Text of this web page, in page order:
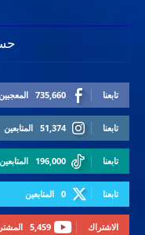
735,660 المعجبين تابعنا
51,374 المتابعين تابعنا
196,000 المتابعين تابعنا
0 المتابعين تابعنا
5,459 الاشتراك